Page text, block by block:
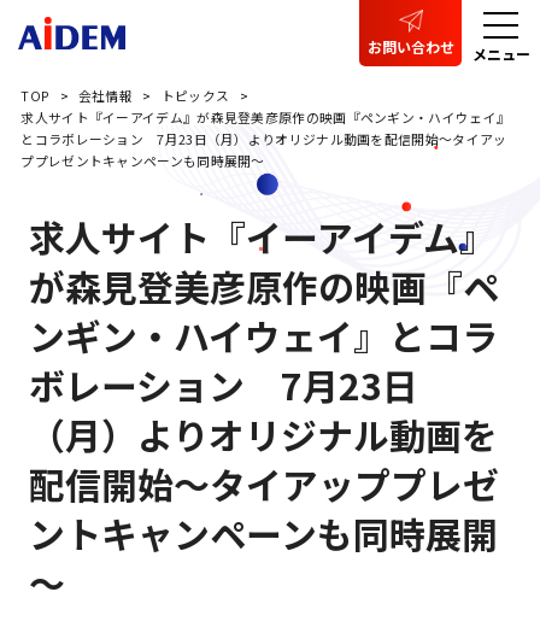
お問い合わせ メニュー
TOP 会社情報
トピックス
求人サイト『イーアイデム』が森見登美彦原作の映画『ペンギン・ハイウェイ』
とコラボレーション 7月23日（月）よりオリジナル動画を配信開始～タイアッ
ププレゼントキャンペーンも同時展開～
求人サイト『イーアイデム』
が森見登美彦原作の映画『ペ
ンギン・ハイウェイ』とコラ
ボレーション 7月23日
（月）よりオリジナル動画を
配信開始～タイアッププレゼ
ントキャンペーンも同時展開
～